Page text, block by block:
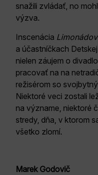
snažili zvládať, no
výzva.
Inscenácia
a účastníčkach
nielen záujem o
pracovať na na
režisérom so
Niektoré veci zostali
na význame, niektoré
stredy, dňa, v ktorom
všetko zlomí.
Marek Godovič